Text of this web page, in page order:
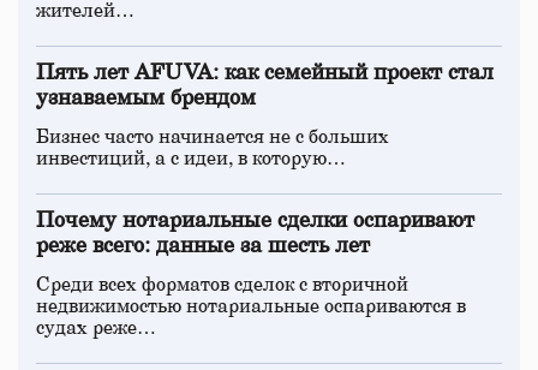
жителей…
Пять лет AFUVA: как семейный проект стал
узнаваемым брендом
Бизнес часто начинается не с больших
инвестиций, а с идеи, в которую…
Почему нотариальные сделки оспаривают
реже всего: данные за шесть лет
Среди всех форматов сделок с вторичной
недвижимостью нотариальные оспариваются в
судах реже…